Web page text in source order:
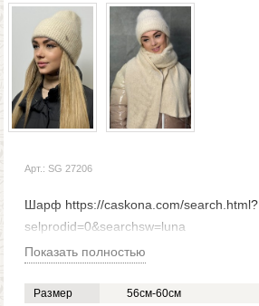
Арт.: SG 27206
Шарф https://caskona.com/search.html?
selprodid=0&searchsw=luna
Показать полностью
Размер
56см-60см